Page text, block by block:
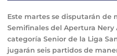
Este martes se disputarán de
Semifinales del Apertura
categoría Senior de la Liga
jugarán seis partidos de